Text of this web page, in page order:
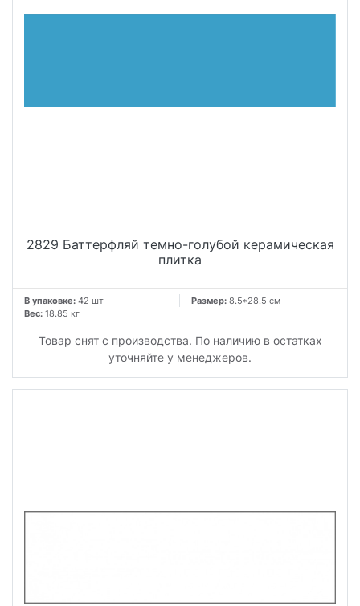
2829 Баттерфляй темно-голубой керамическая
плитка
В упаковке: 42 шт Размер: 8.5*28.5 см
Вес: 18.85 кг
Товар снят с производства. По наличию в остатках
уточняйте у менеджеров.